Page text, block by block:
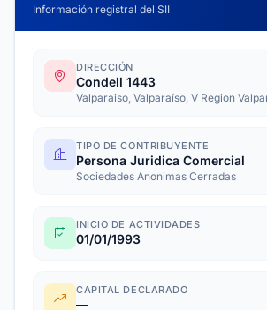
Información registral del SII
DIRECCIÓN
Condell 1443
Valparaiso, Valparaíso, V Region
TIPO DE CONTRIBUYENTE
Persona Juridica Comercial
Sociedades Anonimas Cerradas
INICIO DE ACTIVIDADES
01/01/1993
CAPITAL DECLARADO
—